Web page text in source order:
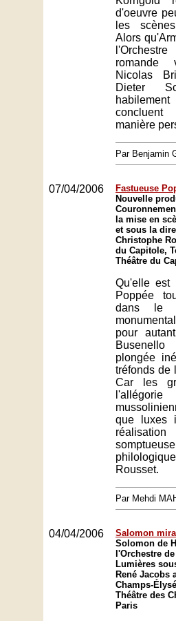
d'oeuvre
les
Alors
romande
Nicolas
Dieter
concluent
manière
Par Benjamin
07/04/2006
Fastueuse
Nouvelle
la mise en
et sous la
Christophe
du Capitole,
Théâtre du
Qu'elle est
Poppée
dans le
pour
Busenello
plongée
tréfonds de
Car les
que luxes
Rousset.
Par Mehdi
04/04/2006
Salomon
Solomon de
l'Orchestre
Lumières
René Jacobs
Champs-
Théâtre des
Paris